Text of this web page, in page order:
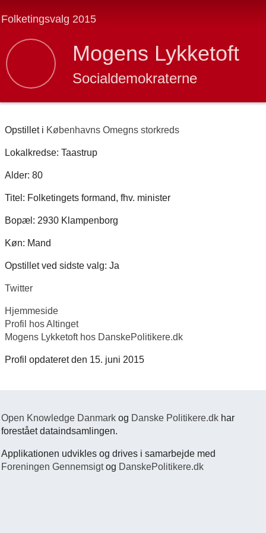
Folketingsvalg 2015
Mogens Lykketoft
Socialdemokraterne
Opstillet i Københavns Omegns storkreds
Lokalkredse: Taastrup
Alder: 80
Titel: Folketingets formand, fhv. minister
Bopæl: 2930 Klampenborg
Køn: Mand
Opstillet ved sidste valg: Ja
Twitter
Hjemmeside
Profil hos Altinget
Mogens Lykketoft hos DanskePolitikere.dk
Profil opdateret den 15. juni 2015
Open Knowledge Danmark og Danske Politikere.dk har
forestået dataindsamlingen.
Applikationen udvikles og drives i samarbejde med
Foreningen Gennemsigtog DanskePolitikere.dk